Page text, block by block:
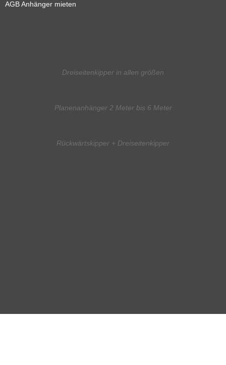
AGB Anhänger mieten
Dreiseitenkipper in allen größen
Planenanhänger 2 Meter bis 6 Meter
Rückwärtskipper + Dreiseitenkipper